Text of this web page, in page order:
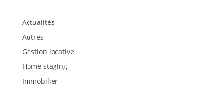
Actualités
Autres
Gestion locative
Home staging
Immobilier